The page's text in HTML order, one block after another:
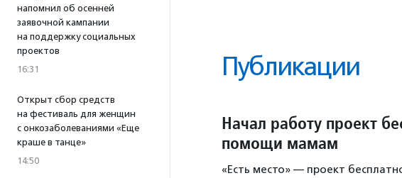
напомнил об осенней
заявочной кампании
на поддержку социальных
проектов
16:31
Открыт сбор средств
на фестиваль для женщин
с онкозаболеваниями «Еще
краше в танце»
14:50
Публикации
Начал работу проект
помощи мамам
«Есть место» — проект